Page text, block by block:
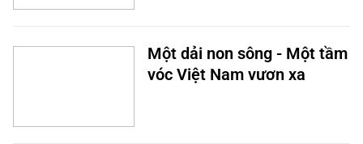
Một dải non sông - Một tầm
vóc Việt Nam vươn xa